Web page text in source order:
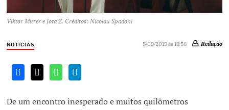
Viktor Murer e Jota Z. Créditos: Nicolau Spadoni
NOTÍCIAS 5/09/2019 às 18:58 Redação
De um encontro inesperado e muitos quilômetros